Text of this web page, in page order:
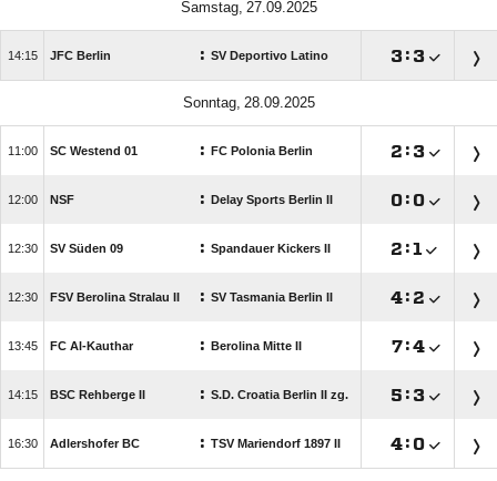
 
 JFC Berlin : SV Deportivo Latino : 
 
 SC Westend 01 : FC Polonia Berlin  : 
 NSF : Delay Sports Berlin II : 
 SV Süden 09 : Spandauer Kickers II  :
 FSV Berolina Stralau II : SV Tasmania Berlin II : 
 FC Al-Kauthar : Berolina Mitte II :
 BSC Rehberge II : S.D. Croatia Berlin II zg.  : 
 Adlershofer BC : TSV Mariendorf 1897 II : 